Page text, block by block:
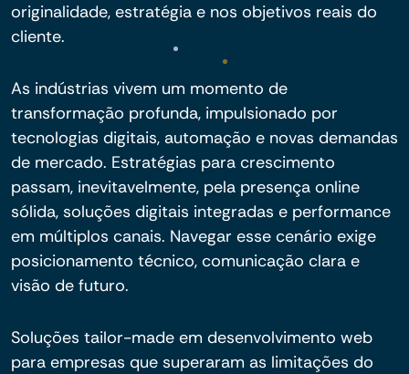
originalidade, estratégia e nos objetivos reais do
cliente.
As indústrias vivem um momento de
transformação profunda, impulsionado por
tecnologias digitais, automação e novas demandas
de mercado. Estratégias para crescimento
passam, inevitavelmente, pela presença online
sólida, soluções digitais integradas e performance
em múltiplos canais. Navegar esse cenário exige
posicionamento técnico, comunicação clara e
visão de futuro.
Soluções tailor-made em desenvolvimento web
para empresas que superaram as limitações do